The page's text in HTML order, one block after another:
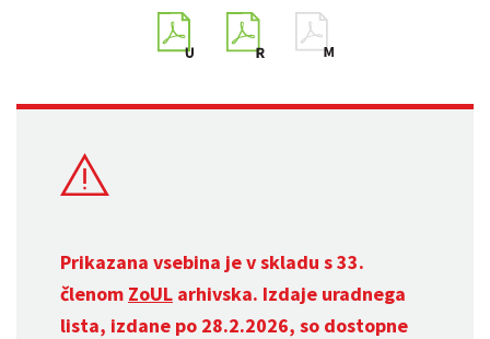
Prikazana vsebina je v skladu s 33.
členom ZoUL arhivska. Izdaje uradnega
lista, izdane po 28.2.2026, so dostopne